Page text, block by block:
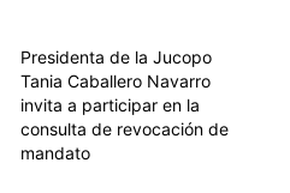
Presidenta de la Jucopo
Tania Caballero Navarro
invita a participar en la
consulta de revocación de
mandato